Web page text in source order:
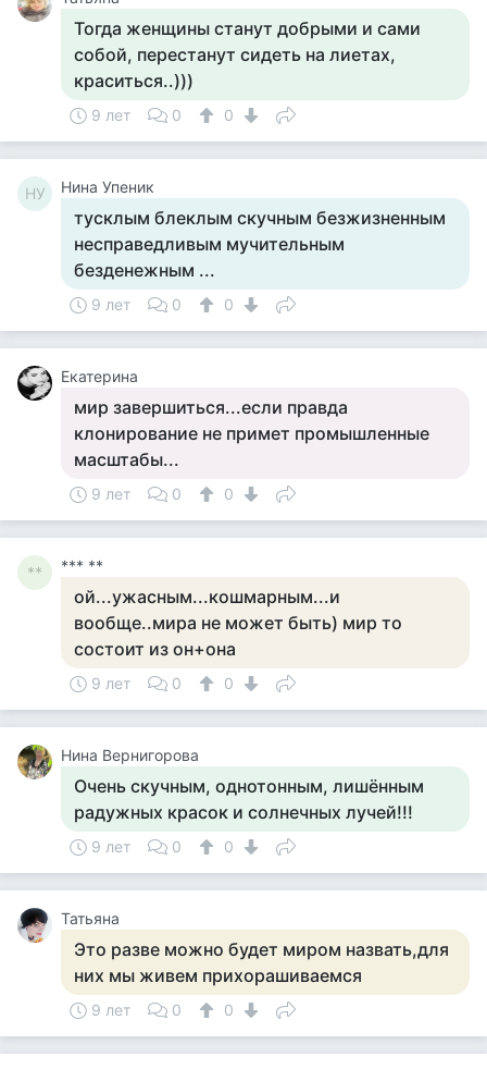
Тогда женщины станут добрыми и сами
собой, перестанут сидеть на лиетах,
краситься..)))
9 лет 0 0
НУ Нина Упеник
тусклым блеклым скучным безжизненным
несправедливым мучительным
безденежным ...
9 лет 0 0
Екатерина
мир завершиться...если правда
клонирование не примет промышленные
масштабы...
9 лет 0 0
** *** **
ой...ужасным...кошмарным...и
вообще..мира не может быть) мир то
состоит из он+она
9 лет 0 0
Нина Вернигорова
Очень скучным, однотонным, лишённым
радужных красок и солнечных лучей!!!
9 лет 0 0
Татьяна
Это разве можно будет миром назвать,для
них мы живем прихорашиваемся
9 лет 0 0